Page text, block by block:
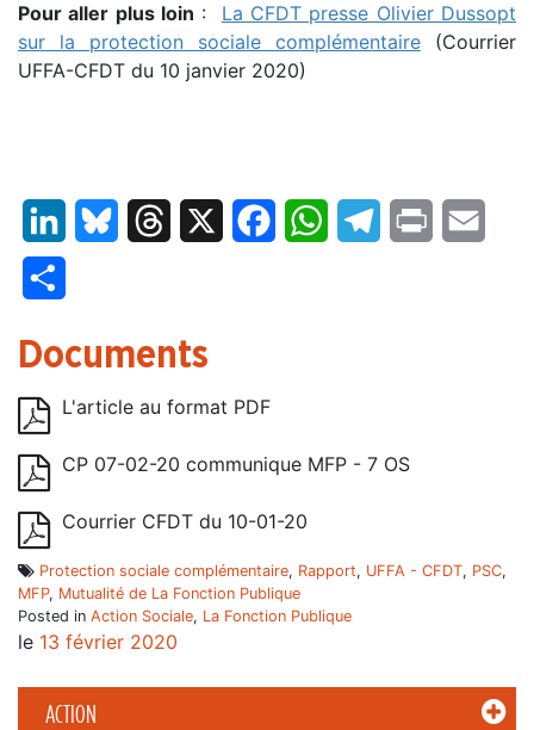
ACTION
Pour aller plus loin : La CFDT presse Olivier Dussopt
sur la protection sociale complémentaire (Courrier
UFFA-CFDT du 10 janvier 2020)
LinkedInBluesky Threads FacebookWhatsAppTelegram
Print
Documents
L'article au format PDF
CP 07-02-20 communique MFP - 7 OS
Courrier CFDT du 10-01-20
Protection sociale complémentaire, Rapport, UFFA - CFDT, PSC,
MFP, Mutualité de La Fonction Publique
Posted in Action Sociale, La Fonction Publique
le 13 février 2020